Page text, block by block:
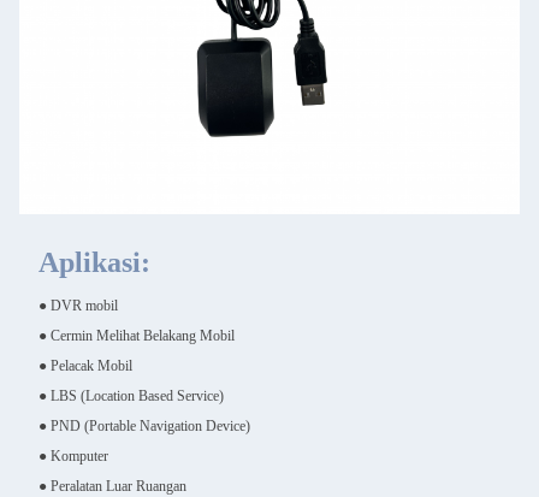
Aplikasi:
● DVR mobil
● Cermin Melihat Belakang Mobil
● Pelacak Mobil
● LBS (Location Based Service)
● PND (Portable Navigation Device)
● Komputer
● Peralatan Luar Ruangan